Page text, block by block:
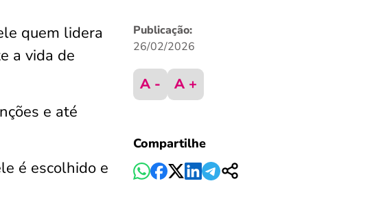
quem lidera
a vida de
e até
é escolhido e
Publicação:
26/02/2026
A - A +
Compartilhe